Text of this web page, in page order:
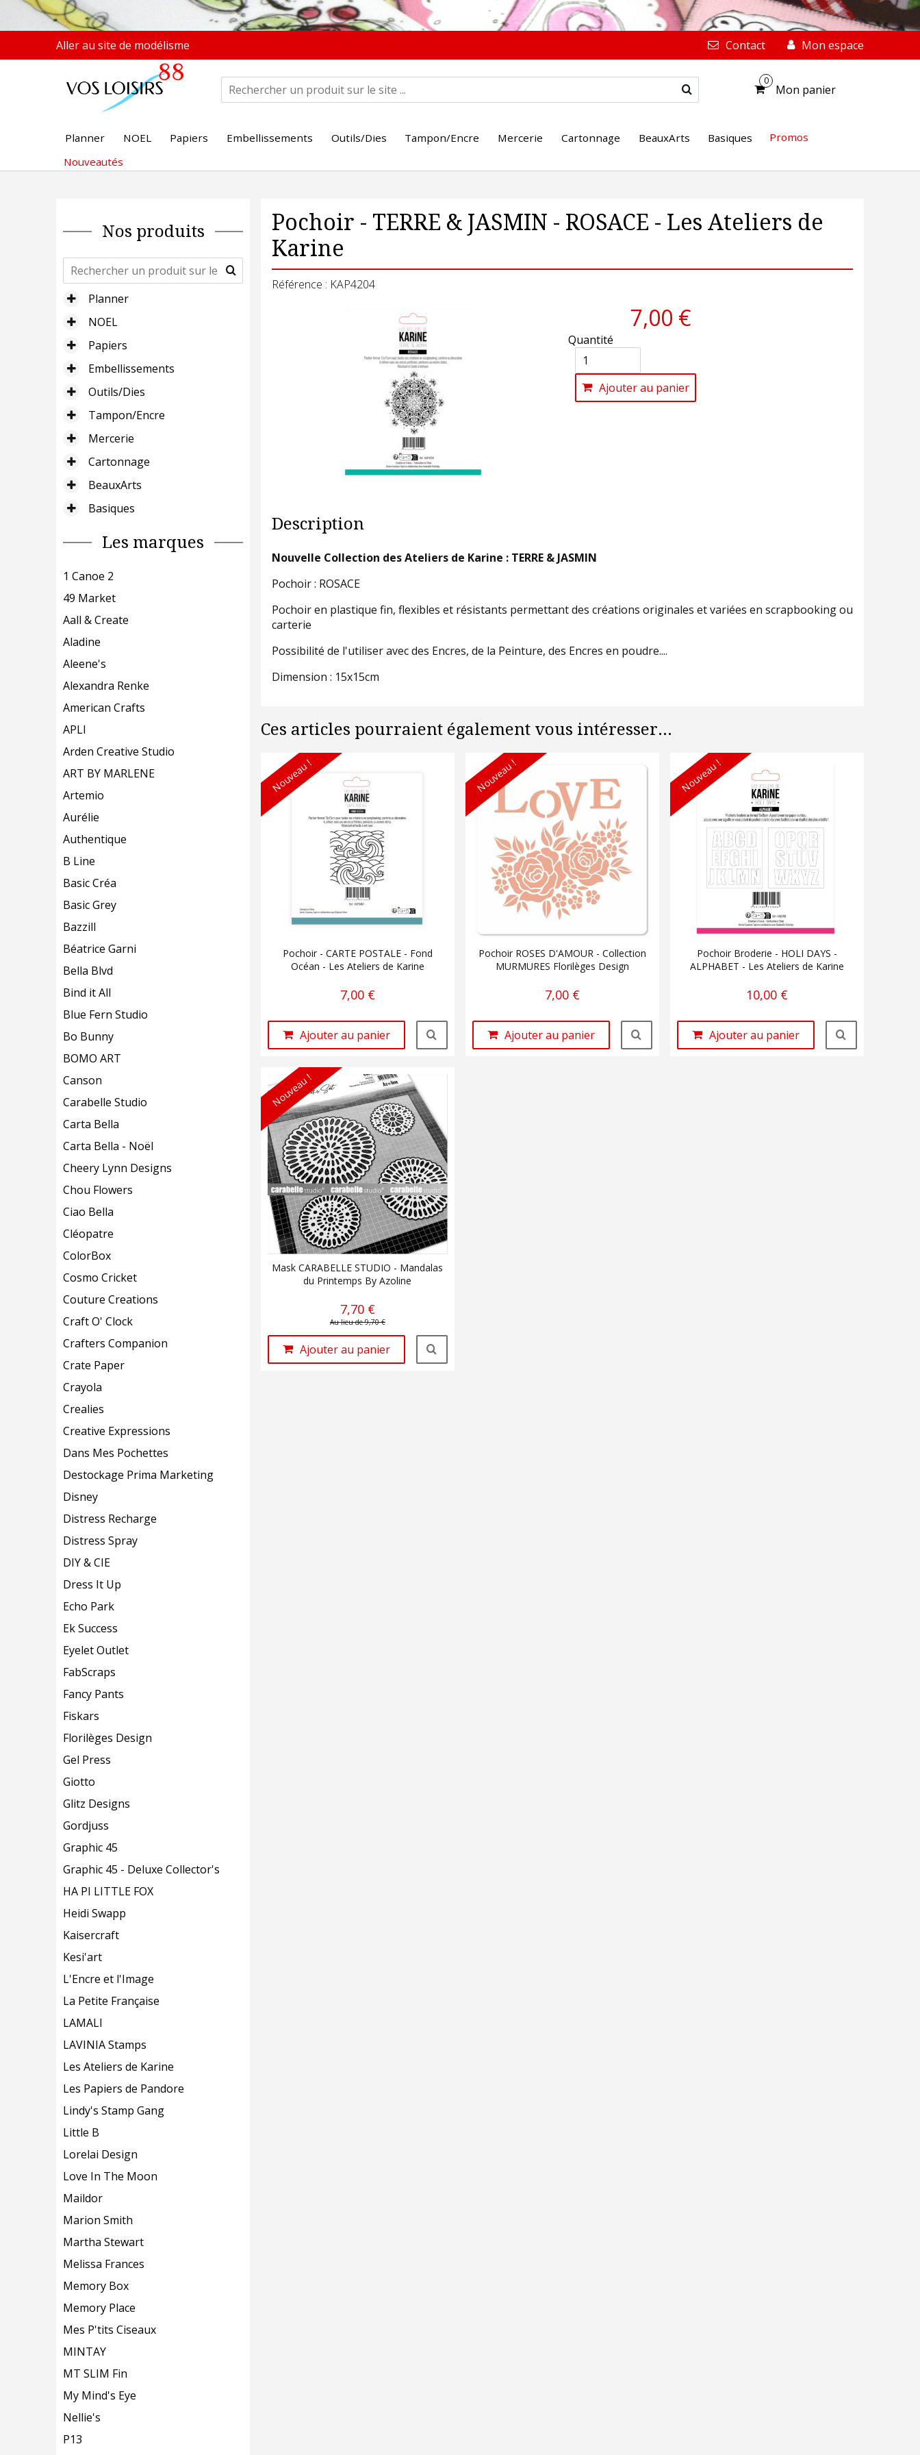
Aller au site de modélisme Contact Mon espace
0
Mon panier
Planner NOEL Papiers Embellissements Outils/Dies Tampon/Encre Mercerie Cartonnage BeauxArts Basiques
Promos
Nouveautés
Nos produits
Planner
NOEL
Papiers
Embellissements
Outils/Dies
Tampon/Encre
Mercerie
Cartonnage
BeauxArts
Basiques
Les marques
1 Canoe 2
49 Market
Aall & Create
Aladine
Aleene's
Alexandra Renke
American Crafts
APLI
Arden Creative Studio
ART BY MARLENE
Artemio
Aurélie
Authentique
B Line
Basic Créa
Basic Grey
Bazzill
Béatrice Garni
Bella Blvd
Bind it All
Blue Fern Studio
Bo Bunny
BOMO ART
Canson
Carabelle Studio
Carta Bella
Carta Bella - Noël
Cheery Lynn Designs
Chou Flowers
Ciao Bella
Cléopatre
ColorBox
Cosmo Cricket
Couture Creations
Craft O' Clock
Crafters Companion
Crate Paper
Crayola
Crealies
Creative Expressions
Dans Mes Pochettes
Destockage Prima Marketing
Disney
Distress Recharge
Distress Spray
DIY & CIE
Dress It Up
Echo Park
Ek Success
Eyelet Outlet
FabScraps
Fancy Pants
Fiskars
Florilèges Design
Gel Press
Giotto
Glitz Designs
Gordjuss
Graphic 45
Graphic 45 - Deluxe Collector's
HA PI LITTLE FOX
Heidi Swapp
Kaisercraft
Kesi'art
L'Encre et l'Image
La Petite Française
LAMALI
LAVINIA Stamps
Les Ateliers de Karine
Les Papiers de Pandore
Lindy's Stamp Gang
Little B
Lorelai Design
Love In The Moon
Maildor
Marion Smith
Martha Stewart
Melissa Frances
Memory Box
Memory Place
Mes P'tits Ciseaux
MINTAY
MT SLIM Fin
My Mind's Eye
Nellie's
P13
Pochoir - TERRE & JASMIN - ROSACE - Les Ateliers de
Karine
Référence : KAP4204
7,00 €
Quantité
Ajouter au panier
Description
Nouvelle Collection des Ateliers de Karine : TERRE & JASMIN
Pochoir : ROSACE
Pochoir en plastique fin, flexibles et résistants permettant des créations originales et variées en scrapbooking ou
carterie
Possibilité de l'utiliser avec des Encres, de la Peinture, des Encres en poudre....
Dimension : 15x15cm
Ces articles pourraient également vous intéresser...
Nouveau !
Pochoir - CARTE POSTALE - Fond
Océan - Les Ateliers de Karine
7,00 €
Ajouter au panier
Nouveau !
Pochoir ROSES D'AMOUR - Collection
MURMURES Florilèges Design
7,00 €
Ajouter au panier
Nouveau !
Pochoir Broderie - HOLI DAYS -
ALPHABET - Les Ateliers de Karine
10,00 €
Ajouter au panier
Nouveau !
Mask CARABELLE STUDIO - Mandalas
du Printemps By Azoline
7,70 €
Au lieu de 9,70 €
Ajouter au panier